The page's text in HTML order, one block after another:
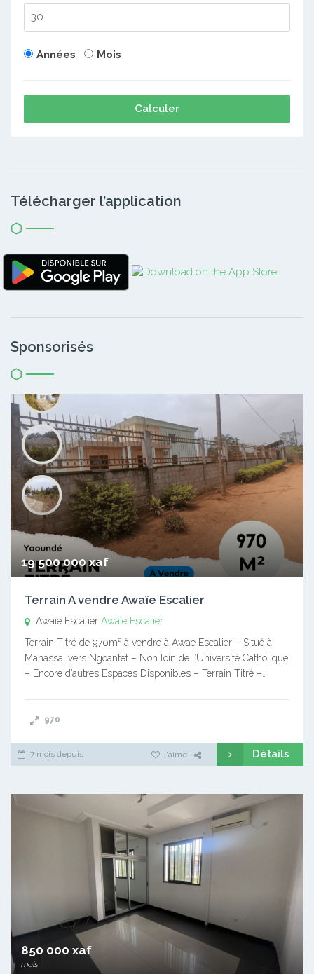
Années Mois
Calculer
Télécharger l’application
Sponsorisés
19 500 000 xaf
Terrain A vendre Awaïe Escalier
Awaïe Escalier Awaïe Escalier
Terrain Titré de 970m² à vendre à Awae Escalier – Situé à
Manassa, vers Ngoantet – Non loin de l’Université Catholique
– Encore d’autres Espaces Disponibles – Terrain Titré –…
970
7 mois depuis J'aime Détails
850 000 xaf
mois